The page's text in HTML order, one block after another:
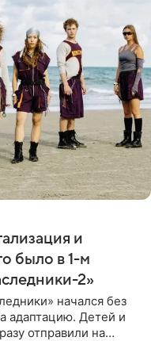
и
было в 1-м
2»
начался без
адаптацию. Детей и
отправили на